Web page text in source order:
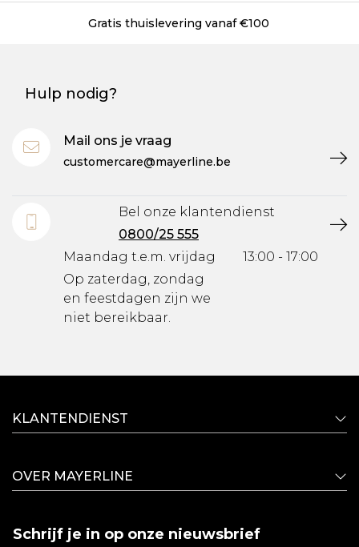
Gratis thuislevering vanaf €100
Hulp nodig?
Mail ons je vraag
customercare@mayerline.be
Bel onze klantendienst
0800/25 555
Maandag t.e.m. vrijdag
Op zaterdag, zondag
en feestdagen zijn we
niet bereikbaar.
13:00 - 17:00
KLANTENDIENST
OVER MAYERLINE
Schrijf je in op onze nieuwsbrief